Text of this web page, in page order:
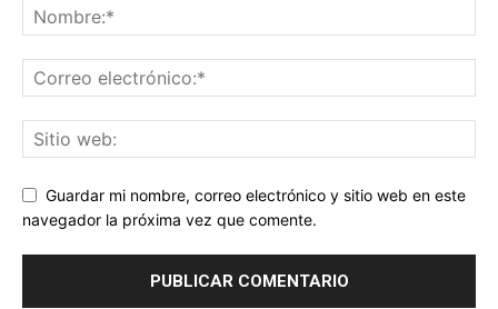
Guardar mi nombre, correo electrónico y sitio web en este
navegador la próxima vez que comente.